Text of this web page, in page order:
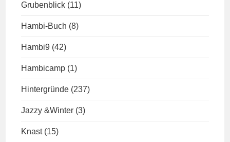
Grubenblick (11)
Hambi-Buch (8)
Hambi9 (42)
Hambicamp (1)
Hintergründe (237)
Jazzy &Winter (3)
Knast (15)